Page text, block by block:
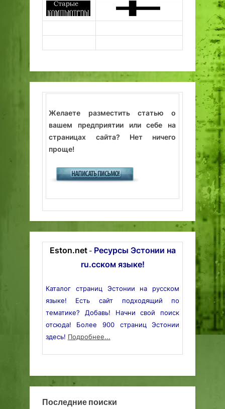
Желаете разместить статью о
вашем предприятии или себе на
страницах сайта? Нет ничего
проще!
Eston.net- Ресурсы Эстонии на
ru.сском языке!
Каталог страниц Эстонии на русском
языке! Есть сайт подходящий по
тематике? Добавь! Начни свой поиск
отсюда! Более 900 страниц Эстонии
здесь! Подробнее...
Последние поиски